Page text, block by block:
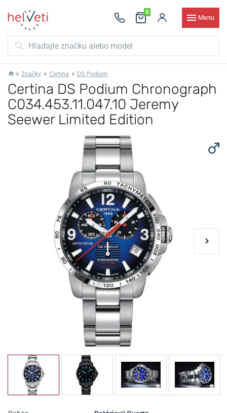
0
Menu
Značky Certina DS Podium
Certina DS Podium Chronograph
C034.453.11.047.10 Jeremy
Seewer Limited Edition